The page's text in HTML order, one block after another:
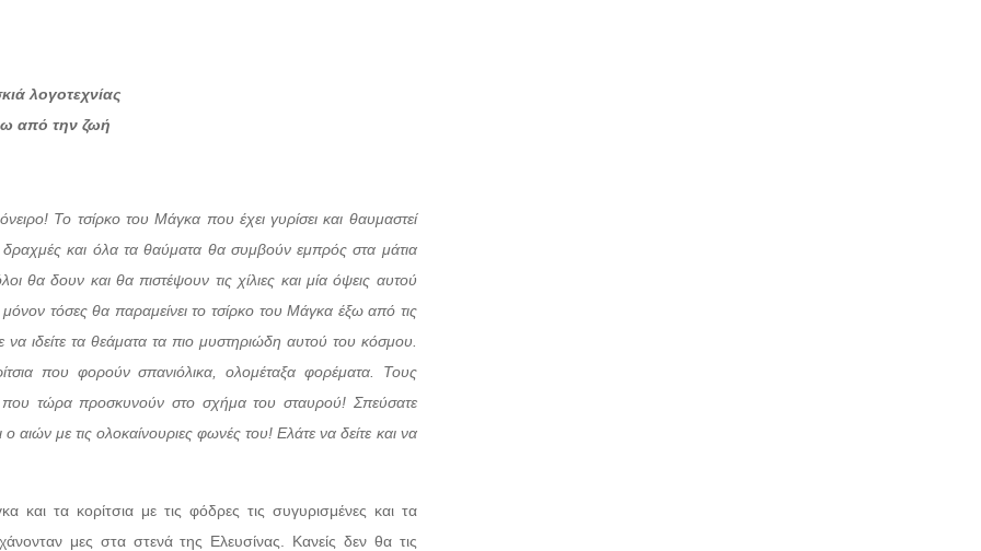
λογοτεχνίας
από την ζωή
Το τσίρκο του Μάγκα που έχει γυρίσει και θαυμαστεί
και όλα τα θαύματα θα συμβούν εμπρός στα μάτια
θα δουν και θα πιστέψουν τις χίλιες και μία όψεις αυτού
τόσες θα παραμείνει το τσίρκο του Μάγκα έξω από τις
ιδείτε τα θεάματα τα πιο μυστηριώδη αυτού του κόσμου.
που φορούν σπανιόλικα, ολομέταξα φορέματα. Τους
που τώρα προσκυνούν στο σχήμα του σταυρού! Σπεύσατε
ο αιών με τις ολοκαίνουριες φωνές του! Ελάτε να δείτε και να
και τα κορίτσια με τις φόδρες τις συγυρισμένες και τα
μες στα στενά της Ελευσίνας. Κανείς δεν θα τις